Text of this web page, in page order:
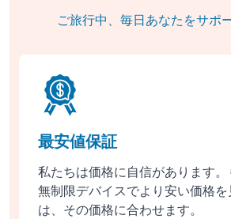
ご旅行中、毎日あなたをサポ
最安値保証
私たちは価格に自信があります
無制限デバイスでより安い価格
は、その価格に合わせます。